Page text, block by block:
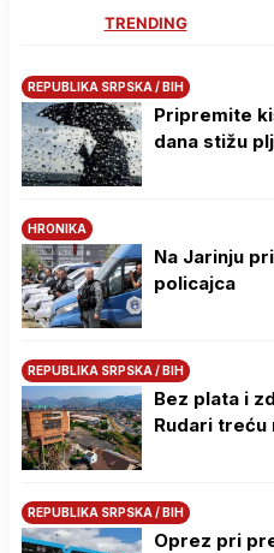
TRENDING
REPUBLIKA SRPSKA / BIH
Pripremite
dana stižu
HRONIKA
Na Јarinju
policajca
REPUBLIKA SRPSKA / BIH
Bez plata i
Rudari treću
REPUBLIKA SRPSKA / BIH
Oprez pri